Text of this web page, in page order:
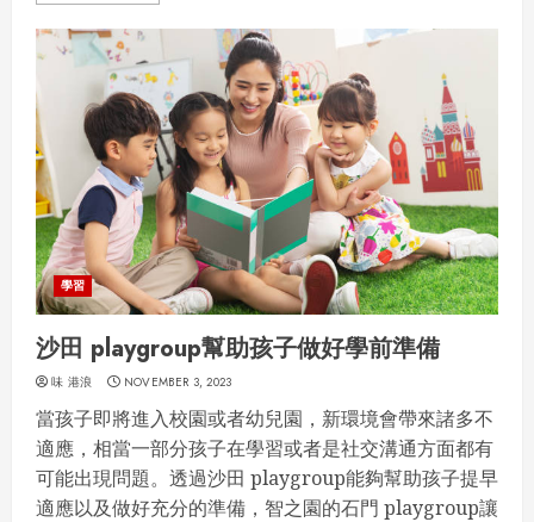
學習
沙田 playgroup幫助孩子做好學前準備
味 港浪 NOVEMBER 3, 2023
當孩子即將進入校園或者幼兒園，新環境會帶來諸多不
適應，相當一部分孩子在學習或者是社交溝通方面都有
可能出現問題。透過沙田 playgroup能夠幫助孩子提早
適應以及做好充分的準備，智之園的石門 playgroup讓